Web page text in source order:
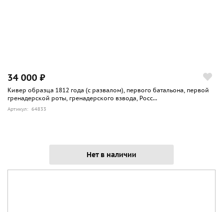
34 000 ₽
Кивер образца 1812 года (с развалом), первого батальона, первой
гренадерской роты, гренадерского взвода, Росс...
Артикул: 64833
Нет в наличии